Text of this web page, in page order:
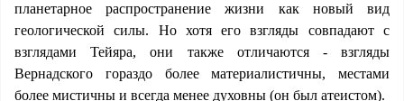
планетарное распространение жизни как новый вид
геологической силы. Но хотя его взгляды совпадают с
взглядами Тейяра, они также отличаются - взгляды
Вернадского гораздо более материалистичны, местами
более мистичны и всегда менее духовны (он был атеистом).